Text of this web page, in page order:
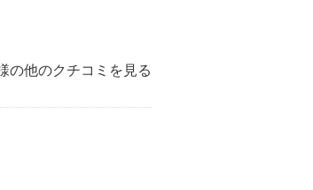
の他のクチコミを見る